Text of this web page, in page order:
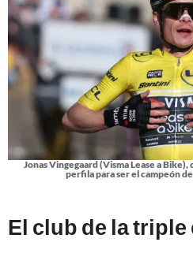
Jonas Vingegaard (Visma Lease a Bike),
perfila para ser el campeón
El club de la